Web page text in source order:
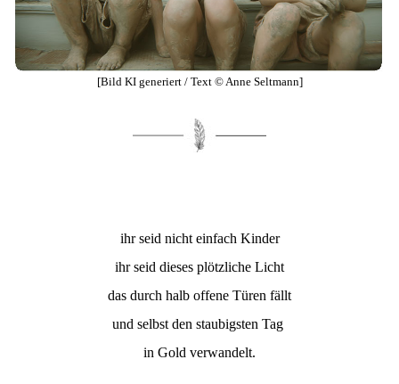
[Bild KI generiert / Text © Anne Seltmann]
ihr seid nicht einfach Kinder
ihr seid dieses plötzliche Licht
das durch halb offene Türen fällt
und selbst den staubigsten Tag
in Gold verwandelt.